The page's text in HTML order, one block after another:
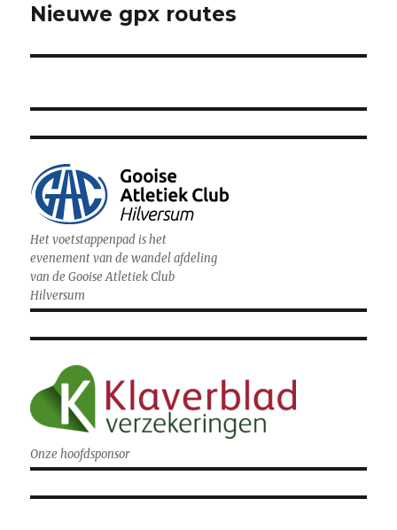
Volgend
Nieuwe gpx routes
Het voetstappenpad is het
evenement van de wandel afdeling
van de Gooise Atletiek Club
Hilversum
Onze hoofdsponsor